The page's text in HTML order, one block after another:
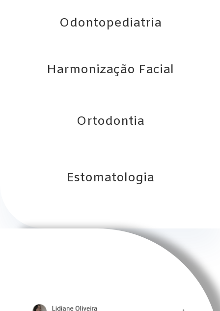
Odontopediatria
Harmonização Facial
Ortodontia
Estomatologia